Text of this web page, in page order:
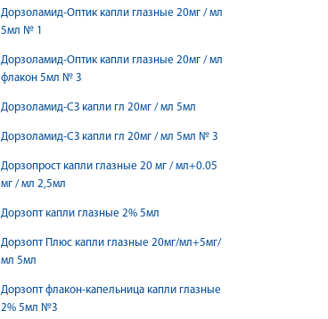
Дорзоламид-Оптик капли глазные 20мг / мл
5мл № 1
Дорзоламид-Оптик капли глазные 20мг / мл
флакон 5мл № 3
Дорзоламид-СЗ капли гл 20мг / мл 5мл
Дорзоламид-СЗ капли гл 20мг / мл 5мл № 3
Дорзопрост капли глазные 20 мг / мл+0.05
мг / мл 2,5мл
Дорзопт капли глазные 2% 5мл
Дорзопт Плюс капли глазные 20мг/мл+5мг/
мл 5мл
Дорзопт флакон-капельница капли глазные
2% 5мл №3